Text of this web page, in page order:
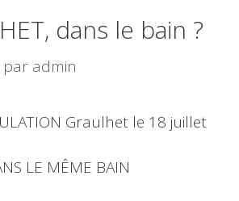
dans le bain ?
par admin
Graulhet le 18 juillet
LE MÊME BAIN